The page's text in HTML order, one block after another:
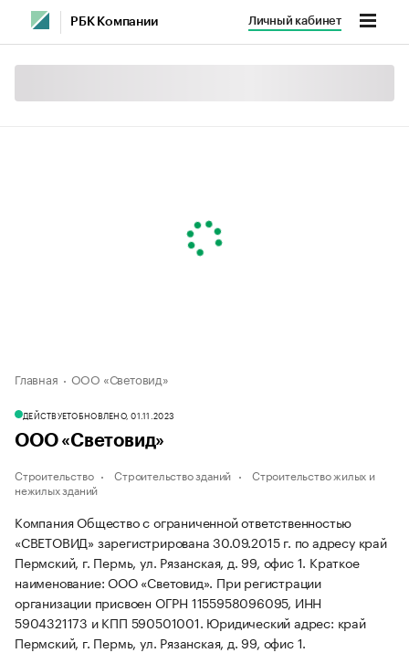
РБК Компании Личный кабинет
Главная ООО «Световид»
ДЕЙСТВУЕТОБНОВЛЕНО, 01.11.2023
ООО «Световид»
Строительство Строительство зданий
Строительство жилых и
нежилых зданий
Компания Общество с ограниченной ответственностью
«СВЕТОВИД» зарегистрирована 30.09.2015 г. по адресу край
Пермский, г. Пермь, ул. Рязанская, д. 99, офис 1. Краткое
наименование: ООО «Световид». При регистрации
организации присвоен ОГРН 1155958096095, ИНН
5904321173 и КПП 590501001. Юридический адрес: край
Пермский, г. Пермь, ул. Рязанская, д. 99, офис 1.